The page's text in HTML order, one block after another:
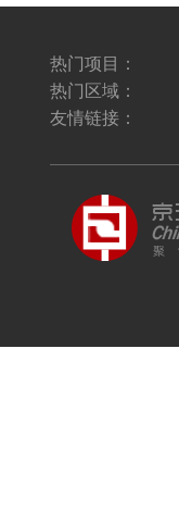
热门项目：
热门区域：
友情链接：